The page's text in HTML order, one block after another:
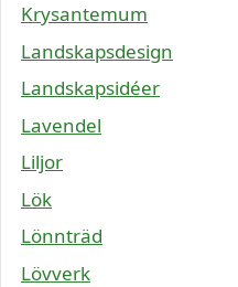
Krysantemum
Landskapsdesign
Landskapsidéer
Lavendel
Liljor
Lök
Lönnträd
Lövverk